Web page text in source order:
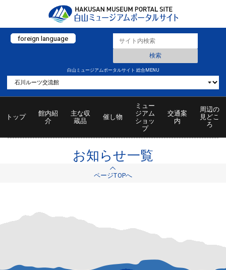
foreign language
白山ミュージアムポータルサイト 総合MENU
トップ
館内紹
介
主な収
蔵品
催し物
ミュー
ジアム
ショッ
プ
交通案
内
周辺の
見どこ
ろ
お知らせ一覧
ページTOPへ